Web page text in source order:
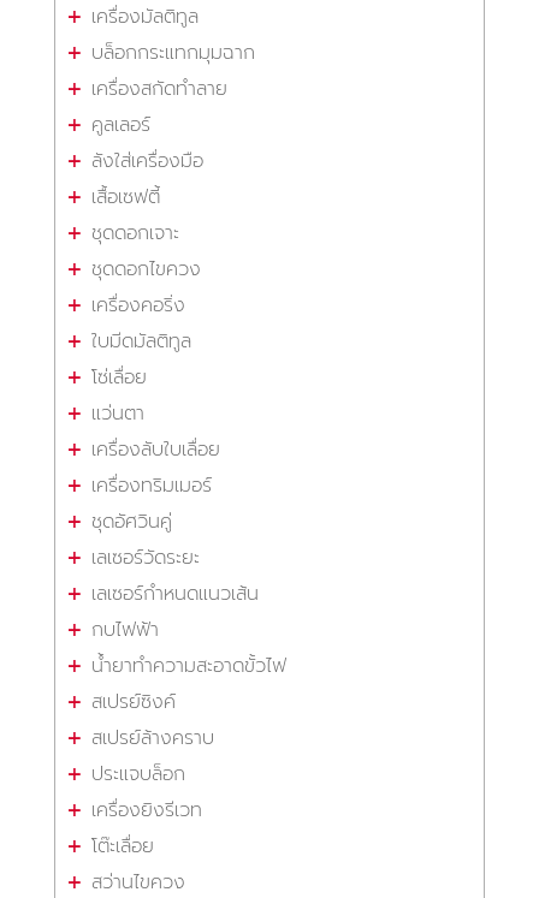
เครื่องมัลติทูล
บล็อกกระแทกมุมฉาก
เครื่องสกัดทำลาย
คูลเลอร์
ลังใส่เครื่องมือ
เสื้อเซฟตี้
ชุดดอกเจาะ
ชุดดอกไขควง
เครื่องคอริ่ง
ใบมีดมัลติทูล
โซ่เลื่อย
แว่นตา
เครื่องลับใบเลื่อย
เครื่องทริมเมอร์
ชุดอัศวินคู่
เลเซอร์วัดระยะ
เลเซอร์กำหนดแนวเส้น
กบไฟฟ้า
น้ำยาทำความสะอาดขั้วไฟ
สเปรย์ซิงค์
สเปรย์ล้างคราบ
ประแจบล็อก
เครื่องยิงรีเวท
โต๊ะเลื่อย
สว่านไขควง